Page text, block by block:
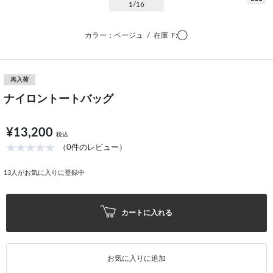
1 /16
カラー：ベージュ / 在庫 F:◯
再入荷
ナイロントートバッグ
¥13,200 税込
（0件のレビュー）
13 人がお気に入りに登録中
カートに入れる
お気に入りに追加